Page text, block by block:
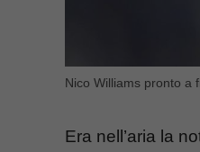
Nico Williams pronto a
Era nell’aria la